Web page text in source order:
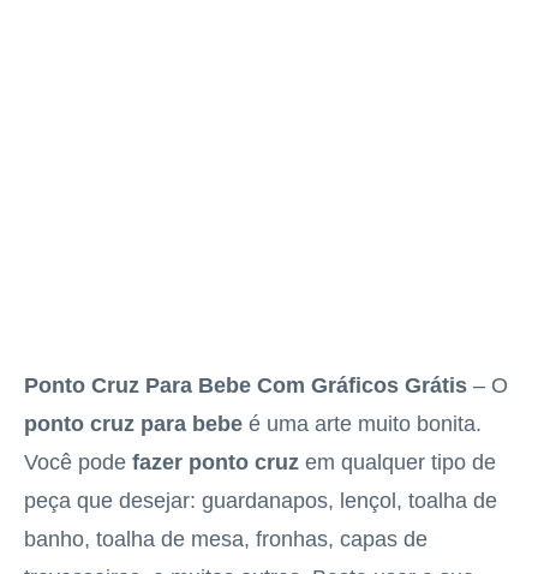
Ponto Cruz Para Bebe Com Gráficos Grátis – O
ponto cruz para bebe é uma arte muito bonita.
Você pode fazer ponto cruz em qualquer tipo de
peça que desejar: guardanapos, lençol, toalha de
banho, toalha de mesa, fronhas, capas de